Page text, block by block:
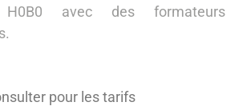
H0B0 avec des formateurs
pour les tarifs